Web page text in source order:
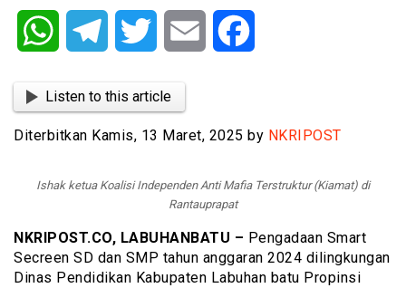
WhatsAppTelegram Twitter Email
Listen to this article
Diterbitkan Kamis, 13 Maret, 2025 by NKRIPOST
Ishak ketua Koalisi Independen Anti Mafia Terstruktur (Kiamat) di
Rantauprapat
NKRIPOST.CO, LABUHANBATU – Pengadaan Smart
Secreen SD dan SMP tahun anggaran 2024 dilingkungan
Dinas Pendidikan Kabupaten Labuhan batu Propinsi